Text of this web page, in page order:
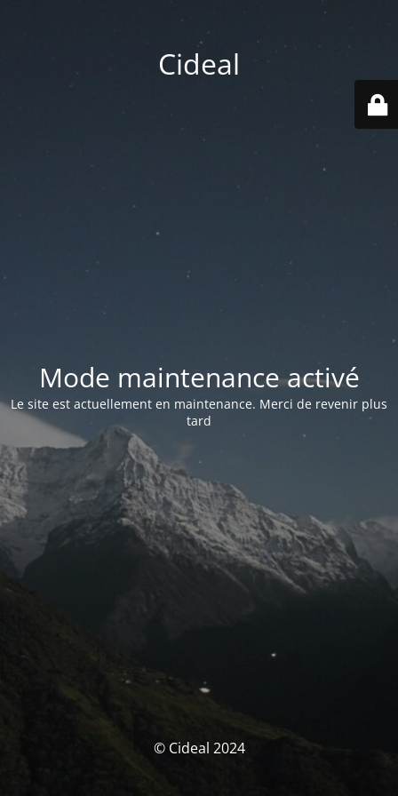
Cideal
Mode maintenance activé
Le site est actuellement en maintenance. Merci de revenir plus
tard
© Cideal 2024